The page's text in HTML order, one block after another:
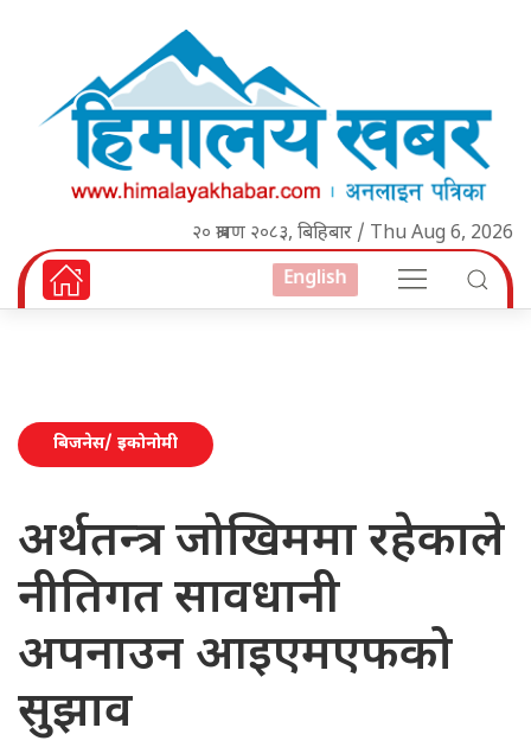
२० श्रावण २०८३, बिहिबार / Thu Aug 6, 2026
English
बिजनेस/ इकोनोमी
अर्थतन्त्र जोखिममा रहेकाले
नीतिगत सावधानी
अपनाउन आइएमएफको
सुझाव